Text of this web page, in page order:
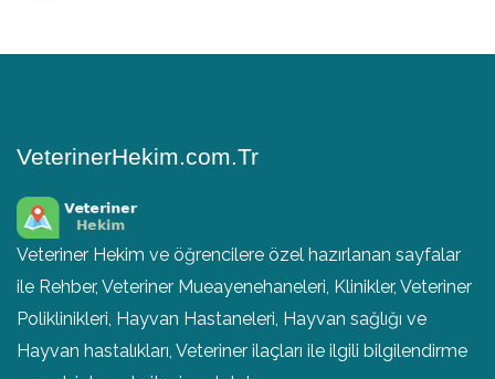
VeterinerHekim.com.Tr
Veteriner Hekim ve öğrencilere özel hazırlanan sayfalar
ile Rehber, Veteriner Mueayenehaneleri, Klinikler, Veteriner
Poliklinikleri, Hayvan Hastaneleri, Hayvan sağlığı ve
Hayvan hastalıkları, Veteriner ilaçları ile ilgili bilgilendirme